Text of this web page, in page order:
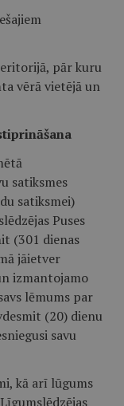
pār kuru
vērā vietējā un
satiksmes
satiksmei)
Puses
(301 dienas
jāietver
izmantojamo
lēmums par
(20) dienu
savu
kā arī lūgums